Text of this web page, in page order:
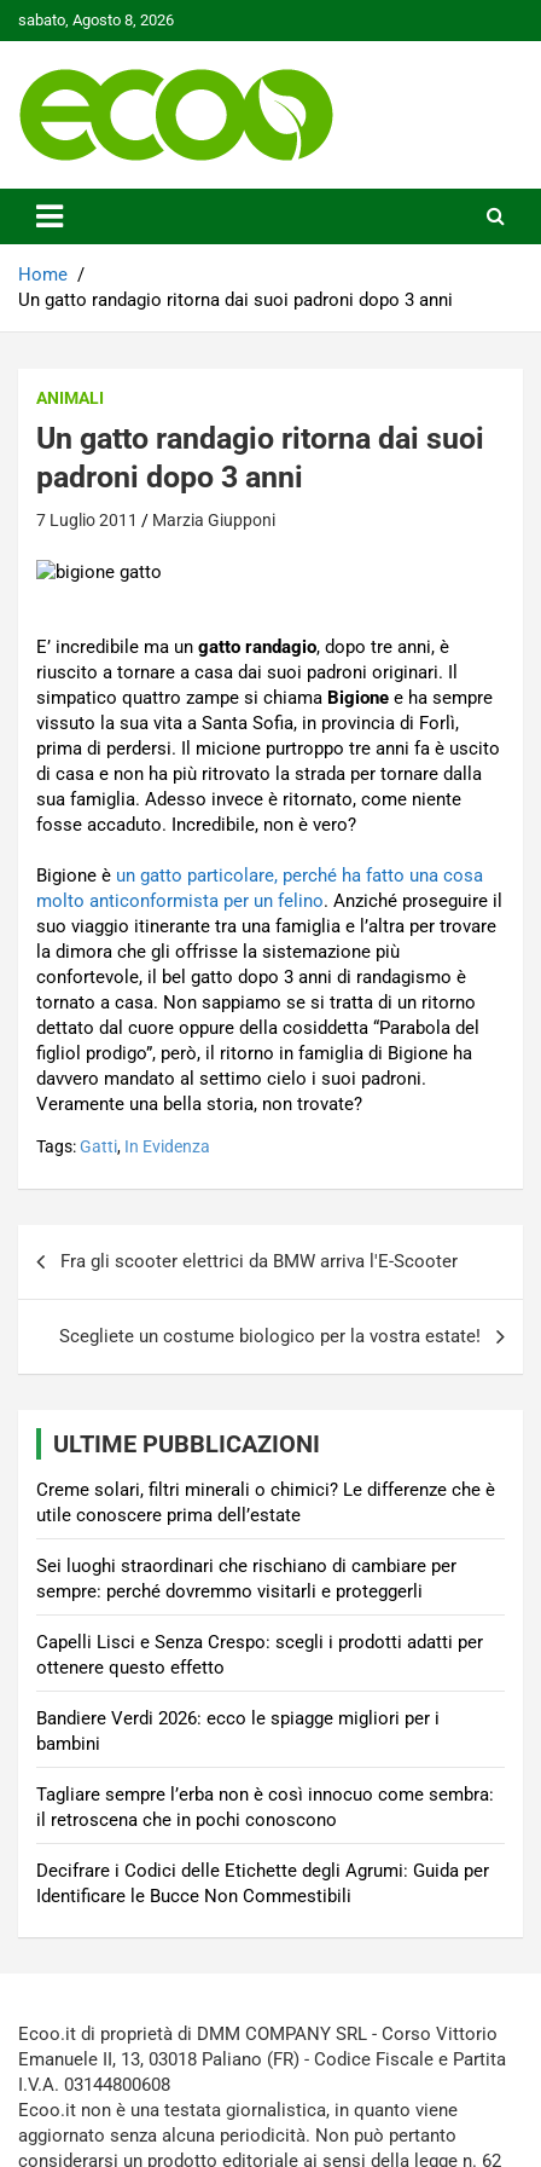
to
sabato, Agosto 8, 2026
Ecoo.it
Home
Un gatto randagio ritorna dai suoi padroni dopo 3 anni
ANIMALI
Un gatto randagio ritorna dai suoi
padroni dopo 3 anni
7 Luglio 2011 Marzia Giupponi
E’ incredibile ma un gatto randagio, dopo tre anni, è
riuscito a tornare a casa dai suoi padroni originari. Il
simpatico quattro zampe si chiama Bigione e ha sempre
vissuto la sua vita a Santa Sofia, in provincia di Forlì,
prima di perdersi. Il micione purtroppo tre anni fa è uscito
di casa e non ha più ritrovato la strada per tornare dalla
sua famiglia. Adesso invece è ritornato, come niente
fosse accaduto. Incredibile, non è vero?
Bigione è un gatto particolare, perché ha fatto una cosa
molto anticonformista per un felino. Anziché proseguire il
suo viaggio itinerante tra una famiglia e l’altra per trovare
la dimora che gli offrisse la sistemazione più
confortevole, il bel gatto dopo 3 anni di randagismo è
tornato a casa. Non sappiamo se si tratta di un ritorno
dettato dal cuore oppure della cosiddetta “Parabola del
figliol prodigo”, però, il ritorno in famiglia di Bigione ha
davvero mandato al settimo cielo i suoi padroni.
Veramente una bella storia, non trovate?
Tags:Gatti, In Evidenza
articoli
Fra gli scooter elettrici da BMW arriva l'E-Scooter
Scegliete un costume biologico per la vostra estate!
ULTIME PUBBLICAZIONI
Creme solari, filtri minerali o chimici? Le differenze che è
utile conoscere prima dell’estate
Sei luoghi straordinari che rischiano di cambiare per
sempre: perché dovremmo visitarli e proteggerli
Capelli Lisci e Senza Crespo: scegli i prodotti adatti per
ottenere questo effetto
Bandiere Verdi 2026: ecco le spiagge migliori per i
bambini
Tagliare sempre l’erba non è così innocuo come sembra:
il retroscena che in pochi conoscono
Decifrare i Codici delle Etichette degli Agrumi: Guida per
Identificare le Bucce Non Commestibili
Ecoo.it di proprietà di DMM COMPANY SRL - Corso Vittorio
Emanuele II, 13, 03018 Paliano (FR) - Codice Fiscale e Partita
I.V.A. 03144800608
Ecoo.it non è una testata giornalistica, in quanto viene
aggiornato senza alcuna periodicità. Non può pertanto
considerarsi un prodotto editoriale ai sensi della legge n. 62